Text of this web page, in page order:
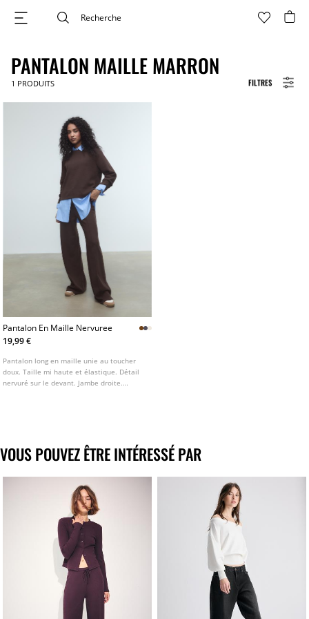
FILTRES
PANTALON MAILLE MARRON
1 PRODUITS
Pantalon En Maille Nervuree
19,99 €
Pantalon long en maille unie au toucher
doux. Taille mi haute et élastique. Détail
nervuré sur le devant. Jambe droite.
VOUS POUVEZ ÊTRE INTÉRESSÉ PAR